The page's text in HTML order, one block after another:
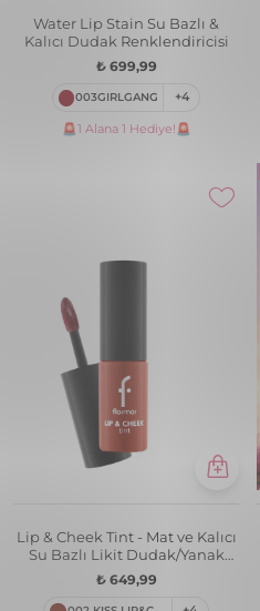
Water Lip Stain Su Bazlı &
Kalıcı Dudak Renklendiricisi
₺ 699,99
003GIRLGANG +4
🚨1 Alana 1 Hediye!🚨
Lip & Cheek Tint - Mat ve Kalıcı
Su Bazlı Likit Dudak/Yanak
Renklendiricisi
₺ 649,99